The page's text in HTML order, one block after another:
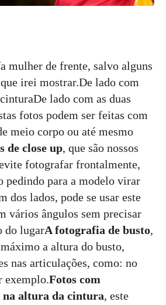
mulher de frente, salvo alguns
irei mostrar.De lado com
lado com as duas
fotos podem ser feitas com
meio corpo ou até mesmo
de close up, que são nossos
fotografar frontalmente,
pedindo para a modelo virar
dos lados, pode se usar este
vários ângulos sem precisar
do lugarA fotografia de busto,
a altura do busto,
nas articulações, como: no
exemplo.Fotos com
na altura da cintura, este